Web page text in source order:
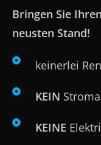
Bringen Sie
neusten Stand!
keinerlei
KEIN
KEINE